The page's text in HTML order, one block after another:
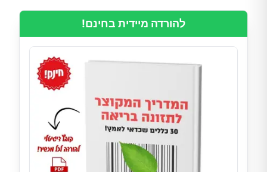
להורדה מיידית בחינם!